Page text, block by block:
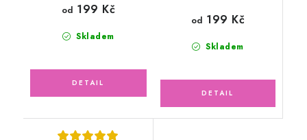
Skladem
od 199 Kč
Skladem
od 199 Kč